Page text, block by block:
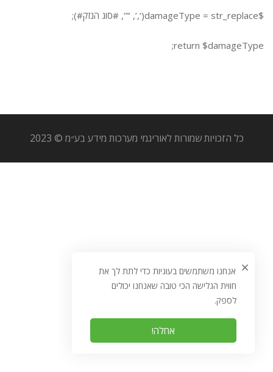
$damageType = str_replace(‘,’, ‘”‘, #סוג הנזק#);
return $damageType;
כל הזכויות שמורות לאוריגמי מערכות מידע בע״מ © 2023
אנחנו משתמשים בעוגיות כדי לתת לך את
חווית הגלישה הכי טובה שאנחנו יכולים
לספק.
אחלה!